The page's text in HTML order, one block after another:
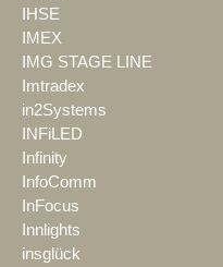
IHSE
IMEX
IMG STAGE LINE
Imtradex
in2Systems
INFiLED
Infinity
InfoComm
InFocus
Innlights
insglück